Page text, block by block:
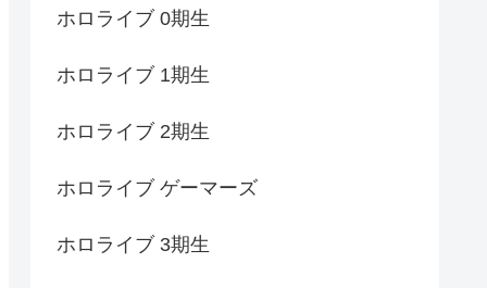
ホロライブ 0期生
ホロライブ 1期生
ホロライブ 2期生
ホロライブ ゲーマーズ
ホロライブ 3期生